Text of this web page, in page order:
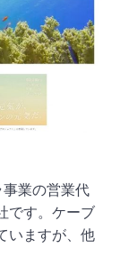
業の営業代
です。ケーブ
いますが、他